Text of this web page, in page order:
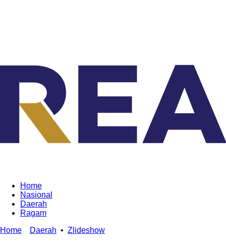
Home
Nasional
Daerah
Ragam
Home
Daerah • Zlideshow